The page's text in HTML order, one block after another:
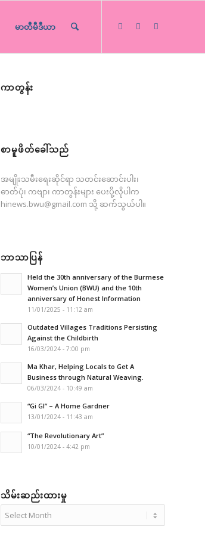
မာတီမီဒီယာ
ကာတွန်း
စာမူဖိတ်ခေါ်သည်
အမျိုးသမီးရေးဆိုင်ရာ သတင်းဆောင်းပါး၊
ဓာတ်ပုံ၊ ကဗျာ၊ ကာတွန်းများ ပေးပို့လိုပါက
hinews.bwu@gmail.com သို့ ဆက်သွယ်ပါ။
ဘာသာပြန်
Held the 30th anniversary of the Burmese
Women’s Union (BWU) and the 10th
anniversary of Honest Information
11/01/2025 - 11:12 am
Outdated Villages Traditions Persisting
Against the Childbirth
16/03/2024 - 7:00 pm
Ma Khar, Helping Locals to Get A
Business through Natural Weaving.
06/03/2024 - 10:49 am
“Gi GI” – A Home Gardner
13/01/2024 - 11:43 am
“The Revolutionary Art”
10/01/2024 - 4:42 pm
သိမ်းဆည်းထားမှု